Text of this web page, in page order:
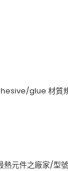
glue 材質
熱元件之廠家/型